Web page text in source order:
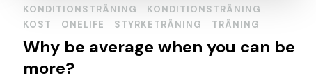
KONDITIONSTRÄNING
KONDITIONSTRÄNING
KOST
ONELIFE STYRKETRÄNING TRÄNING
Why be average when you can be
more?